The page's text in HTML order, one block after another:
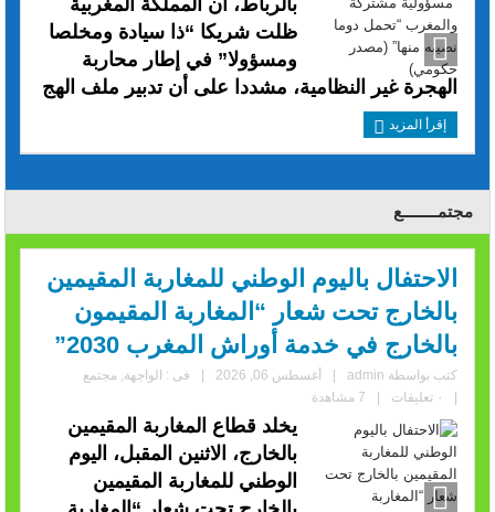
ظلت شريكا “ذا سيادة ومخلصا
ومسؤولا” في إطار محاربة
الهجرة غير النظامية، مشددا على أن تدبير ملف الهج
إقرأ المزيد
مجتمــــــــع
الاحتفال باليوم الوطني للمغاربة المقيمين
بالخارج تحت شعار “المغاربة المقيمون
بالخارج في خدمة أوراش المغرب 2030”
كتب بواسطة admin
| أغسطس 06, 2026 | فى : الواجهة,مجتمع
|
٠ تعليقات | 7 مشاهدة
يخلد قطاع المغاربة المقيمين
بالخارج، الاثنين المقبل، اليوم
الوطني للمغاربة المقيمين